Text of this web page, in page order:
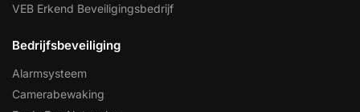
VEB Erkend Beveiligingsbedrijf
Bedrijfsbeveiliging
Alarmsysteem
Camerabewaking